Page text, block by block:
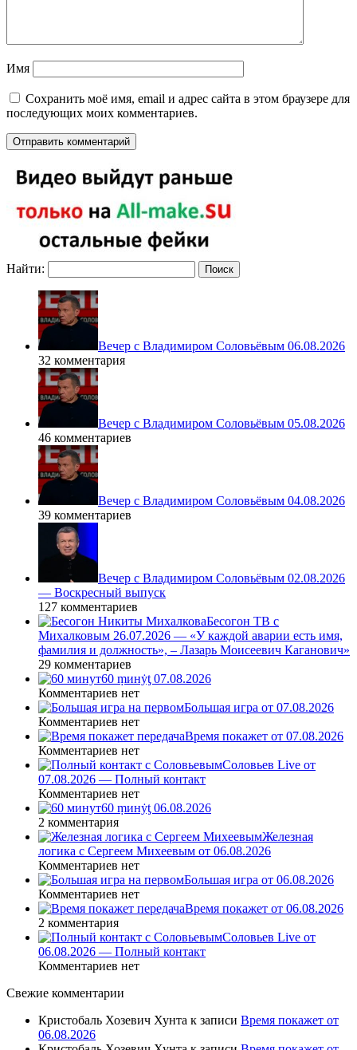
Имя
Сохранить моё имя, email и адрес сайта в этом браузере для
последующих моих комментариев.
Найти:
Вечер с Владимиром Соловьёвым 06.08.2026
32 комментария
Вечер с Владимиром Соловьёвым 05.08.2026
46 комментариев
Вечер с Владимиром Соловьёвым 04.08.2026
39 комментариев
Вечер с Владимиром Соловьёвым 02.08.2026
— Воскресный выпуск
127 комментариев
Бесогон ТВ с
Михалковым 26.07.2026 — «У каждой аварии есть имя,
фамилия и должность», – Лазарь Моисеевич Каганович»
29 комментариев
60 ṃинẏƫ 07.08.2026
Комментариев нет
Большая игра от 07.08.2026
Комментариев нет
Время покажет от 07.08.2026
Комментариев нет
Соловьев Live от
07.08.2026 — Полный контакт
Комментариев нет
60 ṃинẏƫ 06.08.2026
2 комментария
Железная
логика с Сергеем Михеевым от 06.08.2026
Комментариев нет
Большая игра от 06.08.2026
Комментариев нет
Время покажет от 06.08.2026
2 комментария
Соловьев Live от
06.08.2026 — Полный контакт
Комментариев нет
Свежие комментарии
Кристобаль Хозевич Хунта к записи Время покажет от
06.08.2026